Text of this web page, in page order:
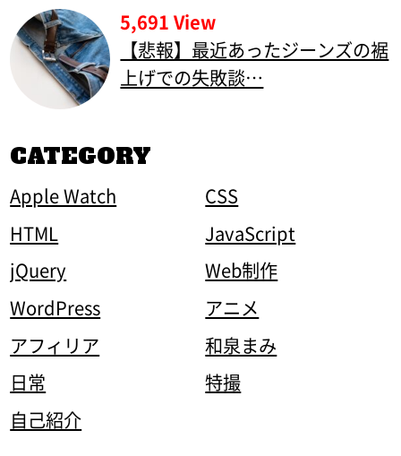
5,691 View
【悲報】最近あったジーンズの裾
上げでの失敗談…
CATEGORY
Apple Watch
CSS
HTML
JavaScript
jQuery
Web制作
WordPress
アニメ
アフィリア
和泉まみ
日常
特撮
自己紹介